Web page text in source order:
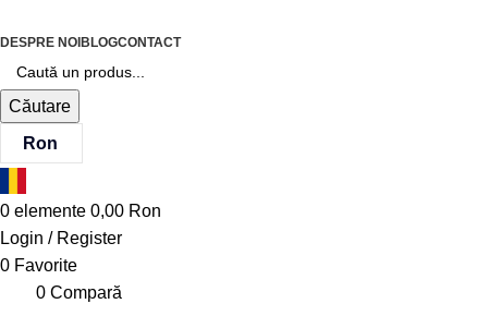
DESPRE NOI BLOGCONTACT
Căutare
Ron
0 elemente 0,00 Ron
Login / Register
0 Favorite
0 Compară